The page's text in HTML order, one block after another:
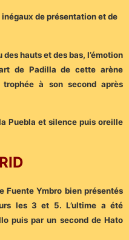
de présentation et de
hauts et des bas, l’émotion
de Padilla de cette arène
à son second après
Puebla et silence puis oreille
Fuente Ymbro bien présentés
les 3 et 5. L’ultime a été
puis par un second de Hato